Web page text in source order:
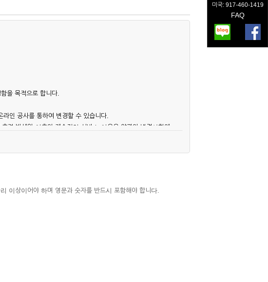
을 목적으로 합니다.
인 공사를 통하여 변경할 수 있습니다.
력 발생일 이후의 계속적인 서비스 이용은 약관의 변경사항에
회사가 이를 심사, 승낙함으로써 성립하며, 회사는 신청자
자 하는 경우에는 해당 아이디를 해지하고 재가입해야 합니
않은 자의 일체의 권리를 제한할 수 있습니다.
이상이어야 하며 영문과 숫자를 반드시 포함해야 합니다.
미국: 917-460-1419
FAQ